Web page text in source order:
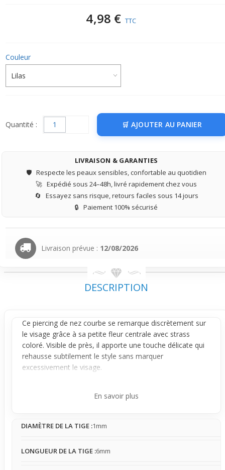
4,98 € TTC
Couleur
Quantité : AJOUTER AU PANIER
LIVRAISON & GARANTIES
🛡️ Respecte les peaux sensibles, confortable au quotidien
🚀 Expédié sous 24–48h, livré rapidement chez vous
🔄 Essayez sans risque, retours faciles sous 14 jours
🔒 Paiement 100% sécurisé
Livraison prévue : 12/08/2026
DESCRIPTION
Ce piercing de nez courbe se remarque discrètement sur
le visage grâce à sa petite fleur centrale avec strass
coloré. Visible de près, il apporte une touche délicate qui
rehausse subtilement le style sans marquer
excessivement le visage.
facilement dans la narine et reste stable sans bouger,
rapidement tout en restant visible. Attention toutefois à
Idéal pour tester unpiercing nez
En savoir plus
DIAMÈTRE DE LA TIGE :1mm
LONGUEUR DE LA TIGE :6mm